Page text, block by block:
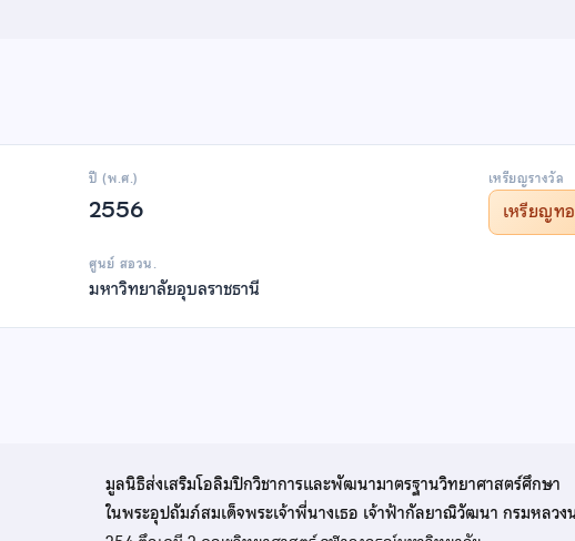
ปี (พ.ศ.)
2556
เหรียญรางวัล
เหรียญท
ศูนย์ สอวน.
มหาวิทยาลัยอุบลราชธานี
มูลนิธิส่งเสริมโอลิมปิกวิชาการและพัฒนามาตรฐานวิทยาศาสตร์ศึกษา
ในพระอุปถัมภ์สมเด็จพระเจ้าพี่นางเธอ เจ้าฟ้ากัลยาณิวัฒนา กรมหลวง